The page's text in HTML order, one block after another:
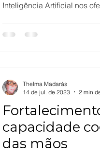
Inteligência Artificial nos
capacidade
das mãos
Thelma Madarás
14 de jul. de 2023
2 min